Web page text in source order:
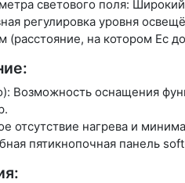
светового поля:
регулировка уровня
на котором Ec
Возможность оснащения
отсутствие нагрева и
пятикнопочная панель